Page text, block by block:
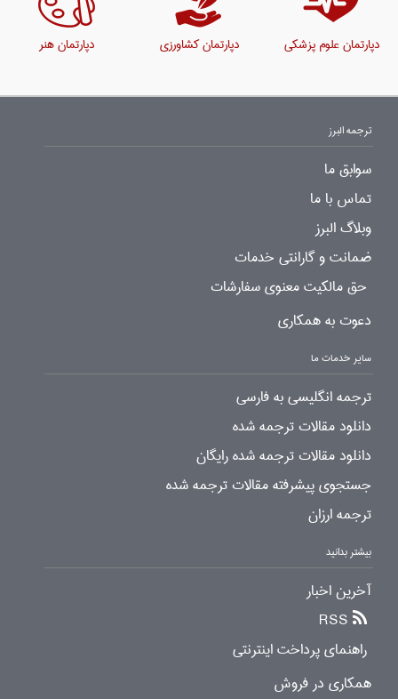
دپارتمان علوم پزشکی دپارتمان کشاورزی دپارتمان هنر
ترجمه البرز
سوابق ما
تماس با ما
وبلاگ البرز
ضمانت و گارانتی خدمات
حق مالکیت معنوی سفارشات
دعوت به همکاری
سایر خدمات ما
ترجمه انگلیسی به فارسی
دانلود مقالات ترجمه شده
دانلود مقالات ترجمه شده رایگان
جستجوی پیشرفته مقالات ترجمه شده
ترجمه ارزان
بیشتر بدانید
آخرین اخبار
RSS
راهنمای پرداخت اینترنتی
همکاری در فروش